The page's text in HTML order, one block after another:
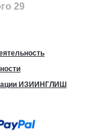
29
ИЗИИНГЛИШ